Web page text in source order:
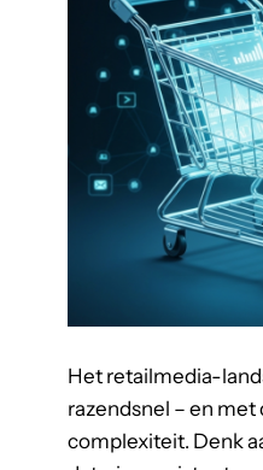
c
e
s
Het retailmedia-
razendsnel – en
complexiteit. Denk